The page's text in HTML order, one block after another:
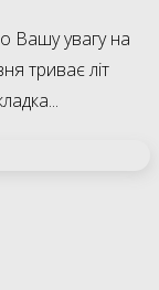
Вашу увагу на
триває літ